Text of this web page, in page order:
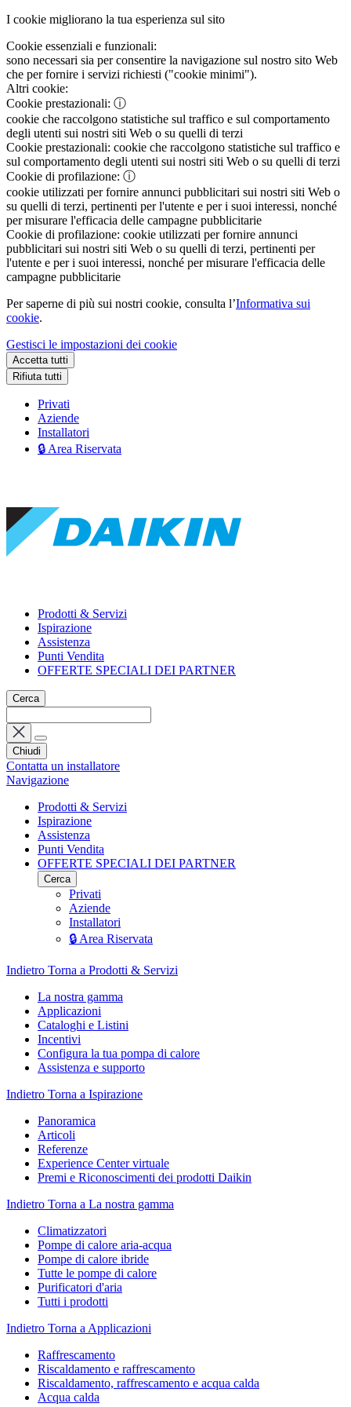
I cookie migliorano la tua esperienza sul sito
Cookie essenziali e funzionali:
sono necessari sia per consentire la navigazione sul nostro sito Web
che per fornire i servizi richiesti ("cookie minimi").
Altri cookie:
Cookie prestazionali: ⓘ
cookie che raccolgono statistiche sul traffico e sul comportamento
degli utenti sui nostri siti Web o su quelli di terzi
Cookie prestazionali: cookie che raccolgono statistiche sul traffico e
sul comportamento degli utenti sui nostri siti Web o su quelli di terzi
Cookie di profilazione: ⓘ
cookie utilizzati per fornire annunci pubblicitari sui nostri siti Web o
su quelli di terzi, pertinenti per l'utente e per i suoi interessi, nonché
per misurare l'efficacia delle campagne pubblicitarie
Cookie di profilazione: cookie utilizzati per fornire annunci
pubblicitari sui nostri siti Web o su quelli di terzi, pertinenti per
l'utente e per i suoi interessi, nonché per misurare l'efficacia delle
campagne pubblicitarie
Per saperne di più sui nostri cookie, consulta l’Informativa sui
cookie.
Gestisci le impostazioni dei cookie
Accetta tutti
Rifiuta tutti
Privati
Aziende
Installatori
🔒 Area Riservata
Prodotti & Servizi
Ispirazione
Assistenza
Punti Vendita
OFFERTE SPECIALI DEI PARTNER
Cerca
Chiudi
Contatta un installatore
Navigazione
Prodotti & Servizi
Ispirazione
Assistenza
Punti Vendita
OFFERTE SPECIALI DEI PARTNER
Cerca
Privati
Aziende
Installatori
🔒 Area Riservata
Indietro Torna a Prodotti & Servizi
La nostra gamma
Applicazioni
Cataloghi e Listini
Incentivi
Configura la tua pompa di calore
Assistenza e supporto
Indietro Torna a Ispirazione
Panoramica
Articoli
Referenze
Experience Center virtuale
Premi e Riconoscimenti dei prodotti Daikin
Indietro Torna a La nostra gamma
Climatizzatori
Pompe di calore aria-acqua
Pompe di calore ibride
Tutte le pompe di calore
Purificatori d'aria
Tutti i prodotti
Indietro Torna a Applicazioni
Raffrescamento
Riscaldamento e raffrescamento
Riscaldamento, raffrescamento e acqua calda
Acqua calda